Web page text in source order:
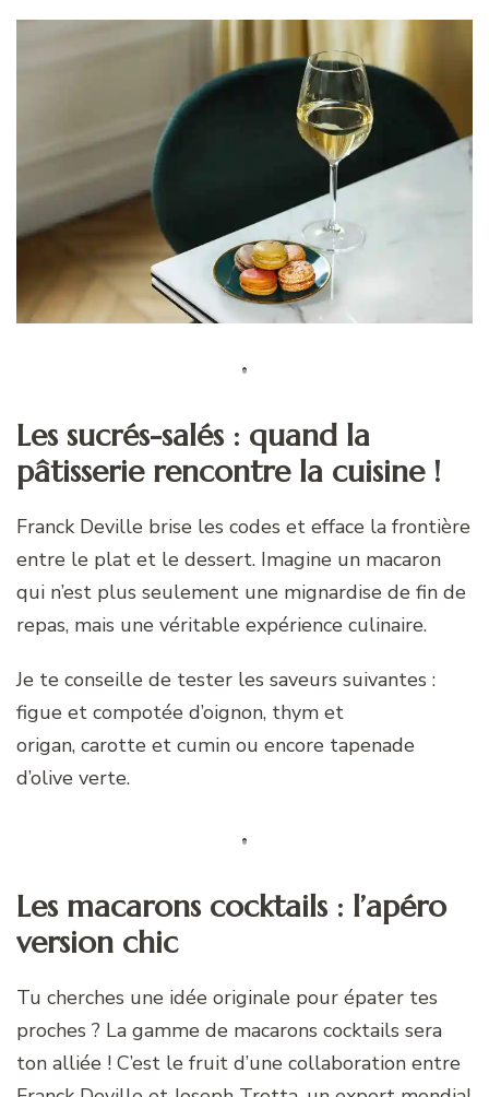
Les sucrés-salés : quand la
pâtisserie rencontre la cuisine !
Franck Deville brise les codes et efface la frontière
entre le plat et le dessert. Imagine un macaron
qui n’est plus seulement une mignardise de fin de
repas, mais une véritable expérience culinaire.
Je te conseille de tester les saveurs suivantes :
figue et compotée d’oignon, thym et
origan, carotte et cumin ou encore tapenade
d’olive verte.
Les macarons cocktails : l’apéro
version chic
Tu cherches une idée originale pour épater tes
proches ? La gamme de macarons cocktails sera
ton alliée ! C’est le fruit d’une collaboration entre